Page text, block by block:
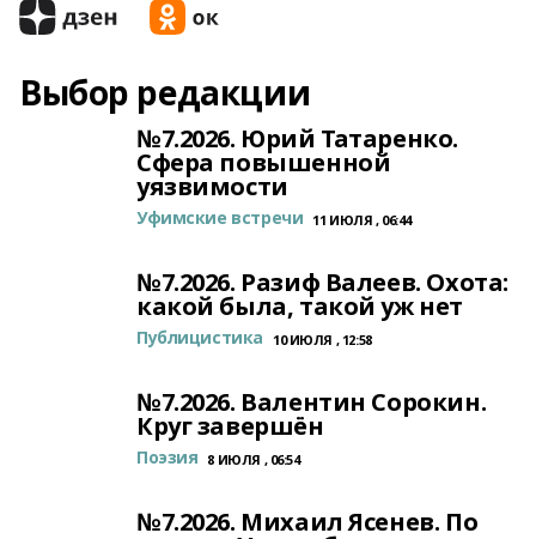
Выбор редакции
№7.2026. Юрий Татаренко.
Сфера повышенной
уязвимости
Уфимские встречи 11 ИЮЛЯ , 06:44
№7.2026. Разиф Валеев. Охота:
какой была, такой уж нет
Публицистика 10 ИЮЛЯ , 12:58
№7.2026. Валентин Сорокин.
Круг завершён
Поэзия 8 ИЮЛЯ , 06:54
№7.2026. Михаил Ясенев. По